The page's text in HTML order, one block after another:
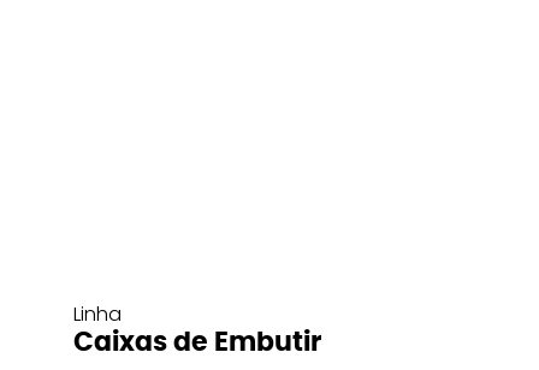
Linha
Caixas de Embutir